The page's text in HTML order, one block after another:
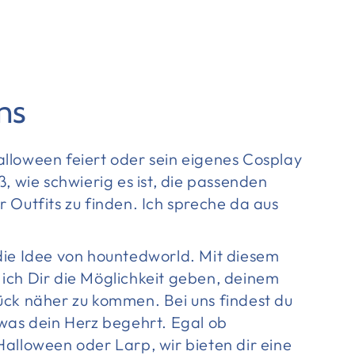
feiert oder sein eigenes Cosplay
wie schwierig es ist, die passenden
Outfits zu finden. Ich spreche da aus
Idee von hountedworld. Mit diesem
Dir die Möglichkeit geben, deinem
näher zu kommen. Bei uns findest du
dein Herz begehrt. Egal ob
oder Larp, wir bieten dir eine